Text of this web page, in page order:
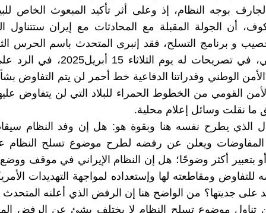
بوجه النظام، إذ وعلى أثر تأكيد المبعوث الخاص
أن الجولة المقبلة مع المحادثات مع إيران ستتناول
و برنامج التسلح، فقد إنبرى المتحدث باسم الحرس
محمد نائيني، في تصريحات له يوم الثلاثاء
الوطني وقدراتنا الدفاعية خط أحمر لن يتم التفاوض
القومي من الخطوط الحمراء للبلاد التي لن يتفاوض
نقلت وسائل إعلام محلية.
الذي يطرح نفسه هنا وبقوة هو: هل إن وفد النظام
المفاوضات ويعلن عن رفضه لطرح موضوع تسلح النظام
بتعبير أکثر وضوحًا؛ هل إن النظام الإيراني في موقف
للتفاوض ومقاطعته لها وإستعداده لمواجهة التهديدات
على جديتها؟ من الواضح هنا إن الرفض الذي أعلنه
موضوع تسلح النظام لا يختلف بشئ عن الرفض